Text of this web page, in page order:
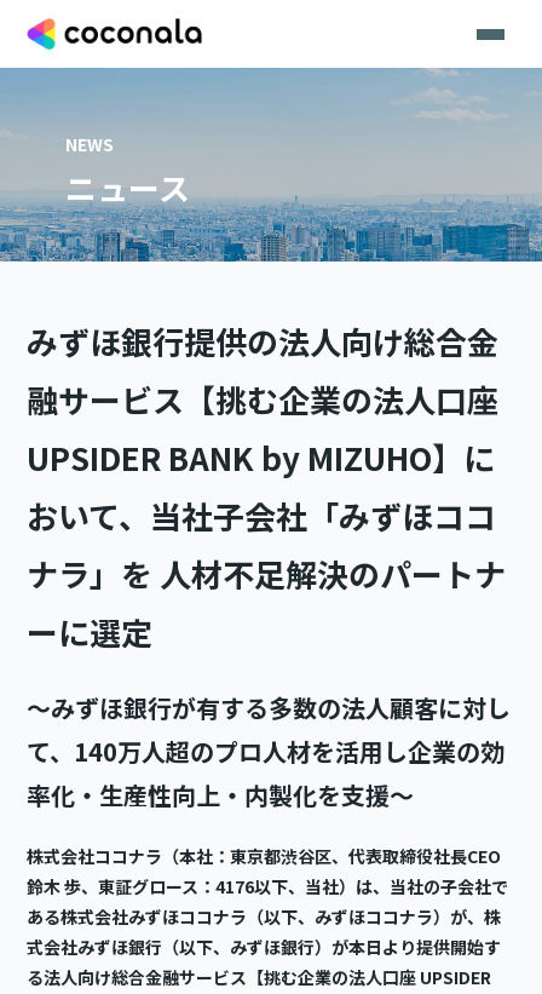
NEWS
ニュース
みずほ銀行提供の法人向け総合金
融サービス【挑む企業の法人口座
UPSIDER BANK by MIZUHO】に
おいて、当社子会社「みずほココ
ナラ」を 人材不足解決のパートナ
ーに選定
〜みずほ銀行が有する多数の法人顧客に対し
て、140万人超のプロ人材を活用し企業の効
率化・生産性向上・内製化を支援〜
株式会社ココナラ（本社：東京都渋谷区、代表取締役社長CEO
鈴木 歩、東証グロース：4176以下、当社）は、当社の子会社で
ある株式会社みずほココナラ（以下、みずほココナラ）が、株
式会社みずほ銀行（以下、みずほ銀行）が本日より提供開始す
る法人向け総合金融サービス【挑む企業の法人口座 UPSIDER